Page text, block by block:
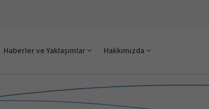
Haberler ve Yaklaşımlar Hakkımızda